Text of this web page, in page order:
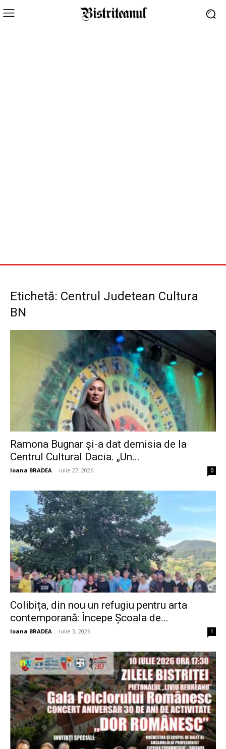
Etichetă: Centrul Judetean Cultura
BN
Ramona Bugnar și-a dat demisia de la
Centrul Cultural Dacia. „Un...
Ioana BRADEA - iulie 27, 2026 0
Colibița, din nou un refugiu pentru arta
contemporană: Începe Școala de...
Ioana BRADEA - iulie 3, 2026 1